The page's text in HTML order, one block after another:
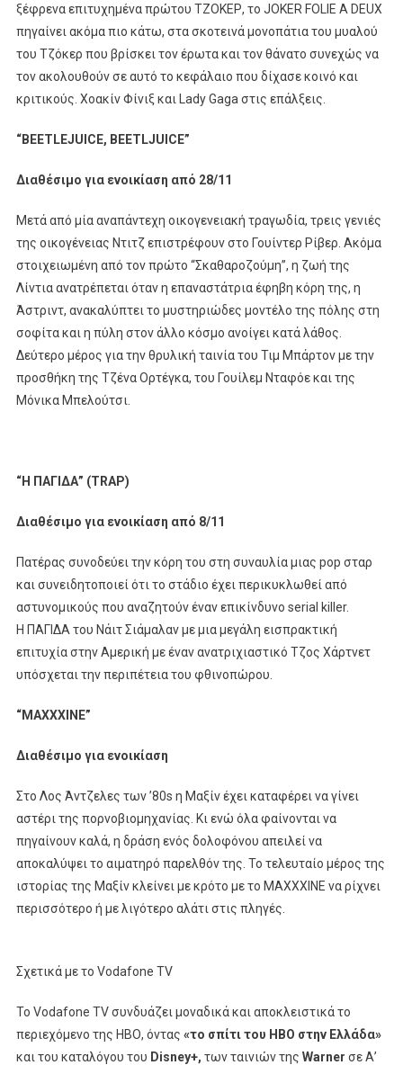
ξέφρενα επιτυχημένα πρώτου ΤΖΟΚΕΡ, το JOKER FOLIE A DEUX
πηγαίνει ακόμα πιο κάτω, στα σκοτεινά μονοπάτια του μυαλού
του Τζόκερ που βρίσκει τον έρωτα και τον θάνατο συνεχώς να
τον ακολουθούν σε αυτό το κεφάλαιο που δίχασε κοινό και
κριτικούς. Χοακίν Φίνιξ και Lady Gaga στις επάλξεις. ​
“BEETLEJUICE, BEETLJUICE”
Διαθέσιμο για ενοικίαση από 28/11
Μετά από μία αναπάντεχη οικογενειακή τραγωδία, τρεις γενιές
της οικογένειας Ντιτζ επιστρέφουν στο Γουίντερ Ρίβερ. Ακόμα
στοιχειωμένη από τον πρώτο “Σκαθαροζούμη”, η ζωή της
Λίντια ανατρέπεται όταν η επαναστάτρια έφηβη κόρη της, η
Άστριντ, ανακαλύπτει το μυστηριώδες μοντέλο της πόλης στη
σοφίτα και η πύλη στον άλλο κόσμο ανοίγει κατά λάθος.
Δεύτερο μέρος για την θρυλική ταινία του Τιμ Μπάρτον με την
προσθήκη της Τζένα Ορτέγκα, του Γουίλεμ Νταφόε και της
Μόνικα Μπελούτσι.
“H ΠΑΓΙΔΑ” (TRAP)
Διαθέσιμο για ενοικίαση από 8/11
Πατέρας συνοδεύει την κόρη του στη συναυλία μιας pop σταρ
και συνειδητοποιεί ότι το στάδιο έχει περικυκλωθεί από
αστυνομικούς που αναζητούν έναν επικίνδυνο serial killer.
H ΠΑΓΙΔΑ του Νάιτ Σιάμαλαν με μια μεγάλη εισπρακτική
επιτυχία στην Αμερική με έναν ανατριχιαστικό Τζος Χάρτνετ
υπόσχεται την περιπέτεια του φθινοπώρου.
“MAXXXINE”
Διαθέσιμο για ενοικίαση
Στο Λος Άντζελες των ’80s η Μαξίν έχει καταφέρει να γίνει
αστέρι της πορνοβιομηχανίας. Κι ενώ όλα φαίνονται να
πηγαίνουν καλά, η δράση ενός δολοφόνου απειλεί να
αποκαλύψει το αιματηρό παρελθόν της. Το τελευταίο μέρος της
ιστορίας της Μαξίν κλείνει με κρότο με το MAXXXINE να ρίχνει
περισσότερο ή με λιγότερο αλάτι στις πληγές. ​
Σχετικά με το Vodafone TV
To Vodafone TV συνδυάζει μοναδικά και αποκλειστικά το
περιεχόμενο της ΗΒΟ, όντας «το σπίτι του ΗΒΟ στην Ελλάδα»
και του καταλόγου του Disney+, των ταινιών της Warner σε Α’